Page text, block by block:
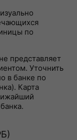
по
представляет
Уточнить
в банке по
Карта